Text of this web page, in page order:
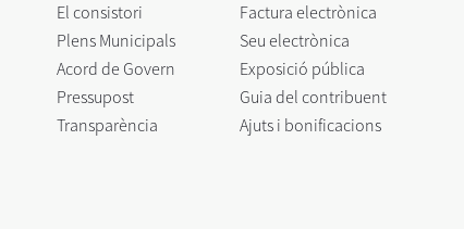
El consistori
Plens Municipals
Acord de Govern
Pressupost
Transparència
Factura electrònica
Seu electrònica
Exposició pública
Guia del contribuent
Ajuts i bonificacions